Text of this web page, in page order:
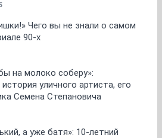
Чего вы не знали о самом
90-х
на молоко соберу»:
уличного артиста, его
Семена Степановича
а уже батя»: 10-летний